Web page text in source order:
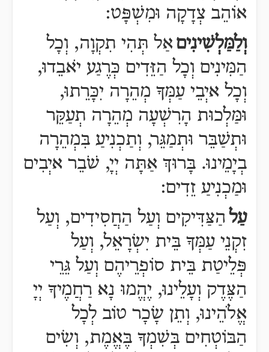
אוֹהֵב צְדָקָה וּמִשְׁפָּט:
וְלַמַּלְשִׁינִיםאַל תְּהִי תִקְוָה, וְכָל
הַמִּינִים וְכָל הַזֵּדִים כְּרֶגַע יֹאבֵדוּ,
וְכָל איְבֵי עַמְּךָ מְהֵרָה יִכָּרֵתוּ,
וּמַּלְכוּת הָרִשְׁעָה מְהֵרָה תְעַקֵּר
וּתְשַׁבֵּר וּתְמַגֵּר, וְתַכְנִיעַ בִּמְהֵרָה
בְיָמֵינוּ. בָּרוּךְ אַתָּה יְיָ, שֹׁבֵר איְבִים
וּמַכְנִיעַ זֵדִים:
עַלהַצַּדִּיקִים וְעַל הַחֲסִידִים, וְעַל
זִקְנֵי עַמְּךָ בֵּית יִשְׂרָאֵל, וְעַל
פְּלֵיטַת בֵּית סוֹפְרֵיהֶם וְעַל גֵּרֵי
הַצֶּדֶק וְעָלֵינוּ, יֶהֱמוּ נָא רַחֲמֶיךָ יְיָ
אֱלֹהֵינוּ, וְתֵן שָׂכָר טוֹב לְכָל
הַבּוֹטְחִים בְּשִׁמְךָ בֶּאֱמֶת, וְשִׂים